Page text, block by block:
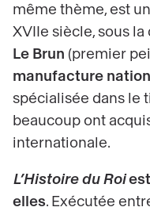
même thème, est
XVIIe siècle, sous
Le Brun (premier
manufacture
spécialisée dans le
beaucoup ont
internationale.
L’Histoire du Roi
elles. Exécutée